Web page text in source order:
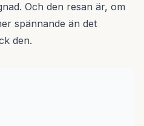
Och den resan är, om
spännande än det
den.